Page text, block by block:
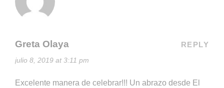
Greta Olaya
julio 8, 2019 at 3:11 pm
REPLY
Excelente manera de celebrar!!! Un abrazo desde El